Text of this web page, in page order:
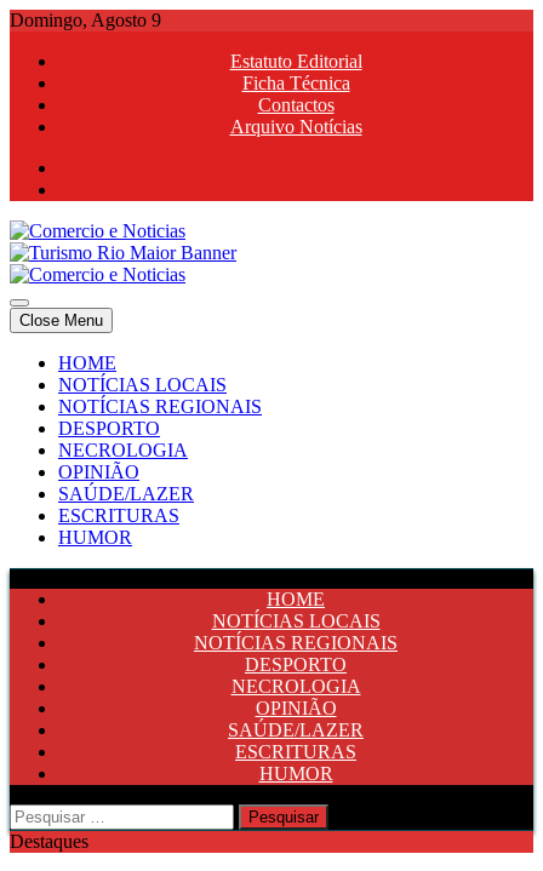
Skip
content
Domingo, Agosto 9
Estatuto Editorial
Ficha Técnica
Contactos
Arquivo Notícias
Comercio e Noticias
Notícias e Publicidade Online
Comercio e Noticias
Notícias e Publicidade Online
Close Menu
HOME
NOTÍCIAS LOCAIS
NOTÍCIAS REGIONAIS
DESPORTO
NECROLOGIA
OPINIÃO
SAÚDE/LAZER
ESCRITURAS
HUMOR
HOME
NOTÍCIAS LOCAIS
NOTÍCIAS REGIONAIS
DESPORTO
NECROLOGIA
OPINIÃO
SAÚDE/LAZER
ESCRITURAS
HUMOR
Pesquisar
por:
Destaques